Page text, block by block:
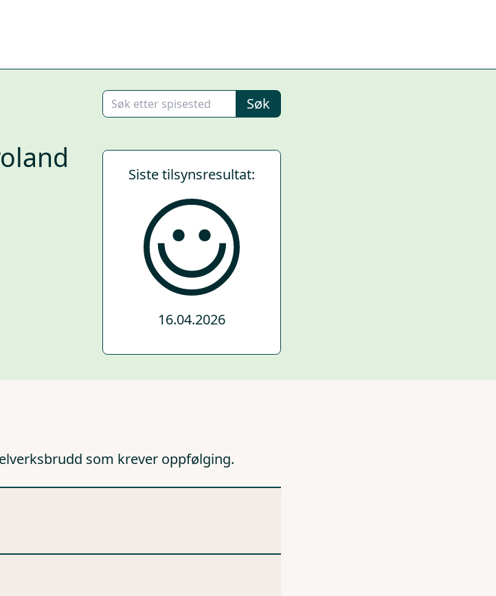
Søk
Siste tilsynsresultat:
16.04.2026
som krever oppfølging.